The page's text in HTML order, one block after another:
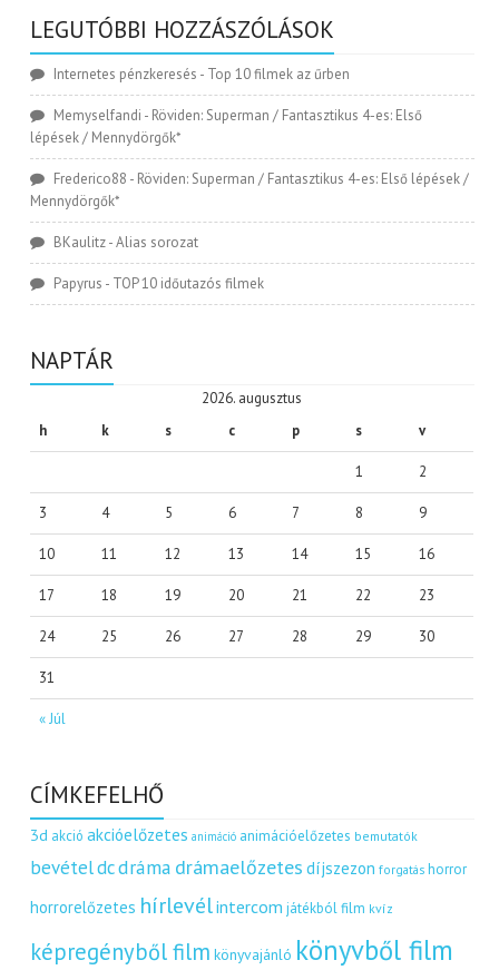
LEGUTÓBBI HOZZÁSZÓLÁSOK
Internetes pénzkeresés - Top 10 filmek az űrben
Memyselfandi - Röviden: Superman / Fantasztikus 4-es: Első
lépések / Mennydörgők*
Frederico88 - Röviden: Superman / Fantasztikus 4-es: Első lépések /
Mennydörgők*
BKaulitz-Alias sorozat
Papyrus - TOP 10 időutazós filmek
NAPTÁR
2026. augusztus
h
k s c p s v
« Júl
1 2
3 4 5 6 7 8 9
10 11 12 13 14 15 16
17 18 19 20 21 22 23
24 25 26 27 28 29 30
31
CÍMKEFELHŐ
3d akció akcióelőzetes animáció animációelőzetes bemutatók
bevételdcdráma drámaelőzetes díjszezon forgatás horror
horrorelőzetes hírlevélintercom játékból film kvíz
képregényből film könyvajánló könyvből film